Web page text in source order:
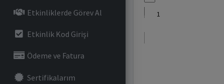
Etkinliklerde Görev Al
Etkinlik Kod Girişi
Ödeme ve Fatura
Sertifikalarım